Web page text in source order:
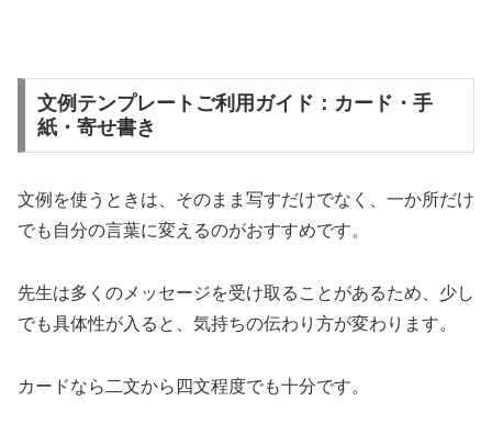
文例テンプレートご利用ガイド：カード・手
紙・寄せ書き
文例を使うときは、そのまま写すだけでなく、一か所だけ
でも自分の言葉に変えるのがおすすめです。
先生は多くのメッセージを受け取ることがあるため、少し
でも具体性が入ると、気持ちの伝わり方が変わります。
カードなら二文から四文程度でも十分です。